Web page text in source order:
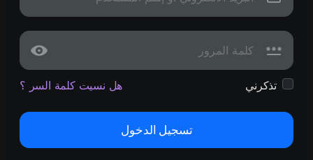
تذكرني هل نسيت كلمة السر ؟
تسجيل الدخول